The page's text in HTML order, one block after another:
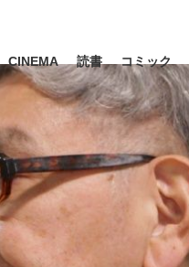
インタビュー
CINEMA 読書 コミック
#内田有紀
#松田聖子